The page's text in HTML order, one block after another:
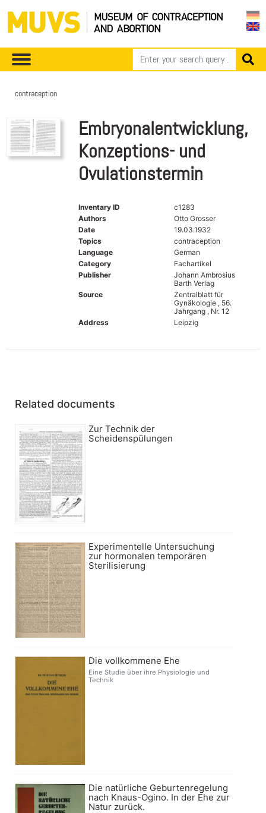
contraception
Embryonalentwicklung,
Konzeptions- und
Ovulationstermin
Inventary ID
c1283
Authors
Otto Grosser
Date
19.03.1932
Topics
contraception
Language
German
Category
Fachartikel
Publisher
Johann Ambrosius
Barth Verlag
Source
Zentralblatt für
Gynäkologie , 56.
Jahrgang , Nr. 12
Address
Leipzig
Related documents
Zur Technik der
Scheidenspülungen
Experimentelle Untersuchung
zur hormonalen temporären
Sterilisierung
Die vollkommene Ehe
Eine Studie über ihre Physiologie und
Technik
Die natürliche Geburtenregelung
nach Knaus-Ogino. In der Ehe zur
Natur zurück.